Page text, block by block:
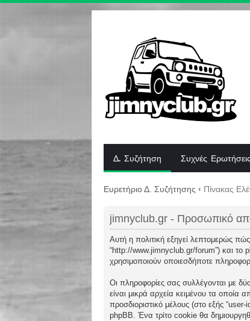
Δ. Συζήτηση Συχνές Ερωτήσεις
Ευρετήριο Δ. Συζήτησης ‹ Πίνακας
jimnyclub.gr - Προσωπικό
Αυτή η πολιτική εξηγεί λεπτομερώς πώς
“http://www.jimnyclub.gr/forum”) και το
χρησιμοποιούν οποιεσδήποτε
Οι πληροφορίες σας συλλέγονται με
είναι μικρά αρχεία κειμένου τα
προσδιοριστικό μέλους (στο εξής
phpBB. Ένα τρίτο cookie θα